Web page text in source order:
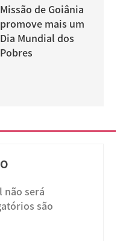
Missão de Goiânia
promove mais um
Dia Mundial dos
Pobres
não será
são